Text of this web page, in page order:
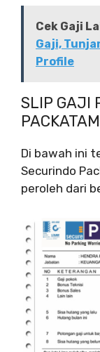
Cek Gaji
Gaji,
Profile
SLIP GAJI
Di bawah ini
Securindo
peroleh dari